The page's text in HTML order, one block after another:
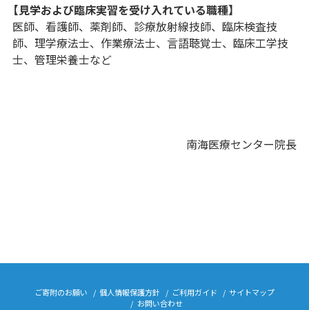
【見学および臨床実習を受け入れている職種】
医師、看護師、薬剤師、診療放射線技師、臨床検査技
師、理学療法士、作業療法士、言語聴覚士、臨床工学技
士、管理栄養士など
南海医療センター院長
ご寄附のお願い 個人情報保護方針 ご利用ガイド
サイトマップ
お問い合わせ